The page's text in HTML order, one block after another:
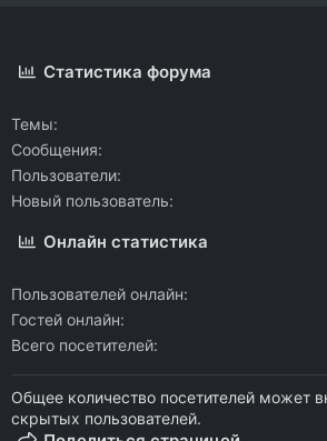
Статистика форума
Темы
Сообщения
Пользователи
Новый пользователь
Онлайн статистика
Пользователей онлайн
Гостей онлайн
Всего посетителей
Общее количество посетителей может
скрытых пользователей.